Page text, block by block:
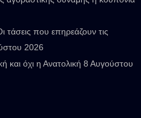
τάσεις που επηρεάζουν τις
2026
και όχι η Ανατολική 8 Αυγούστου